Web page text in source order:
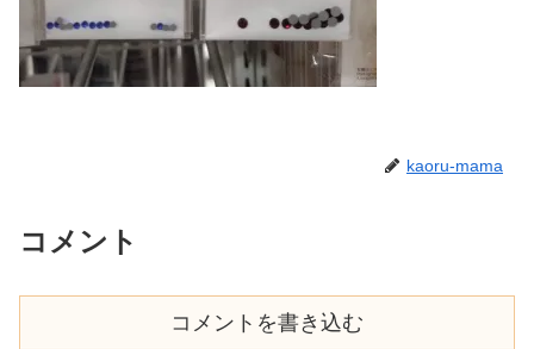
kaoru-mama
コメント
コメントを書き込む